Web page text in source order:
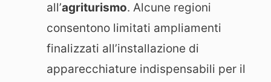
all’agriturismo. Alcune regioni
consentono limitati ampliamenti
finalizzati all’installazione di
apparecchiature indispensabili per il